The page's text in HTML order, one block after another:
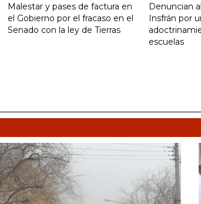
Malestar y pases de factura en
el Gobierno por el fracaso en el
Senado con la ley de Tierras
Denuncian
Insfrán por
escuelas